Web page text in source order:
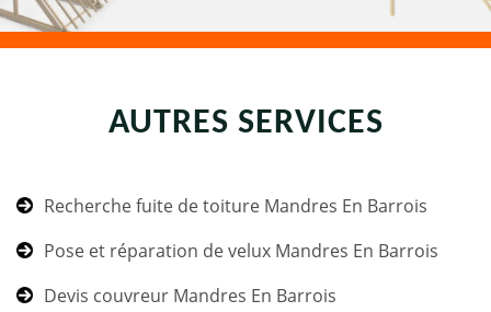
AUTRES SERVICES
Recherche fuite de toiture Mandres En Barrois
Pose et réparation de velux Mandres En Barrois
Devis couvreur Mandres En Barrois